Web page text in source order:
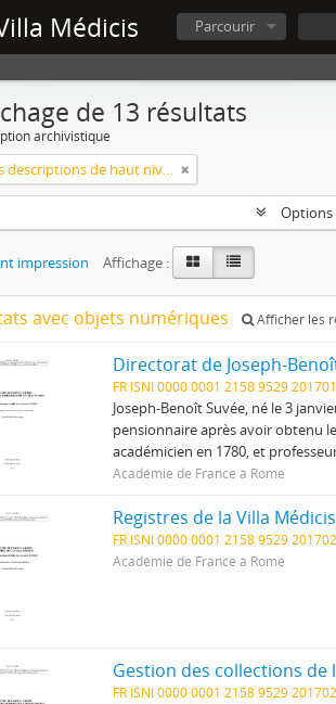
Médicis Parcourir
de 13 résultats
archivistique
Seulement les descriptions de haut niveau
Options
impression Affichage :
avec objets numériques Afficher les
Directorat de Joseph-
FR ISNI 0000 0001 2158 9529
Joseph-Benoît Suvée, né le 3
pensionnaire après avoir obtenu
académicien en 1780, et
Académie de France à Rome
Registres de la Villa Médicis
FR ISNI 0000 0001 2158 9529
Académie de France à Rome
Gestion des collections
FR ISNI 0000 0001 2158 9529